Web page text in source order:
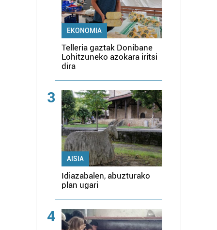
EKONOMIA
Telleria gaztak Donibane
Lohitzuneko azokara iritsi
dira
3
AISIA
Idiazabalen, abuzturako
plan ugari
4